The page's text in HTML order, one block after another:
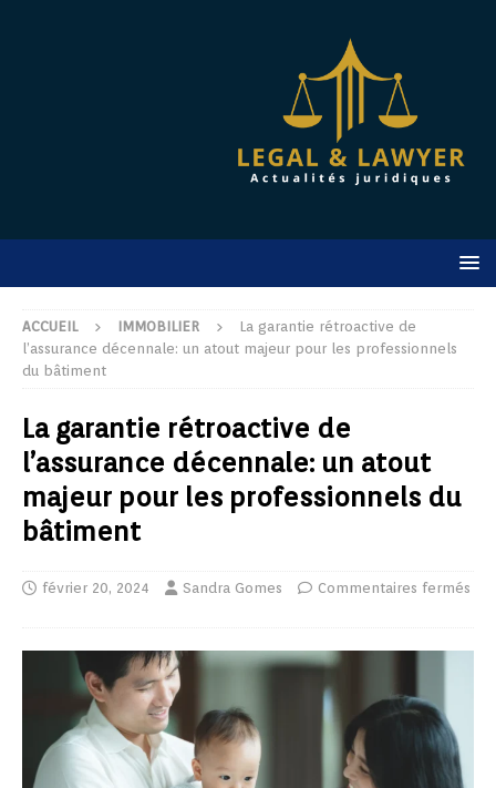
ACCUEIL IMMOBILIER
La garantie rétroactive de
l’assurance décennale: un atout majeur pour les professionnels
du bâtiment
La garantie rétroactive de
l’assurance décennale: un atout
majeur pour les professionnels du
bâtiment
février 20, 2024 Sandra Gomes Commentaires fermés